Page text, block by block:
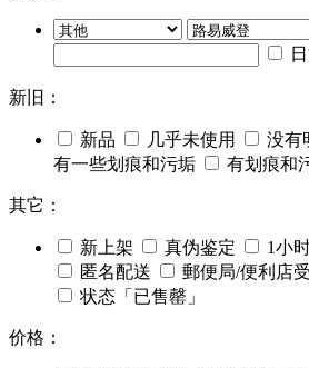
新旧：
新品 几乎未使用
没有
有一些划痕和污垢
有划痕和
其它：
新上架 真伪鉴定 1小
匿名配送
郵便局/便利店
状态「已售罄」
价格：